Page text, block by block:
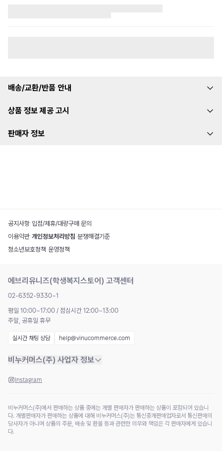
배송/교환/반품 안내
상품 정보 제공 고시
판매자 정보
공지사항 입점/제휴/대량구매 문의
이용약관 개인정보처리방침 분쟁해결기준
청소년보호정책 운영정책
에브리유니즈(학생복지스토어) 고객센터
02-6352-9330~1
평일 10:00~17:00 / 점심시간 12:00~13:00
주말, 공휴일 휴무
실시간 채팅 상담 help@vinucommerce.com
비누커머스(주) 사업자 정보
Instagram
비누커머스(주)에서 판매하는 상품 중에는 개별 판매자가 판매하는 상품이 포함되어 있습니
다. 개별판매자가 판매하는 상품에 대해 비누커머스(주)는 통신중개판매업자로서 통신판매의
당사자가 아니며 상품의 주문, 배송 및 환불 등과 관련한 의무와 책임은 각 판매자에게 있습니
다.